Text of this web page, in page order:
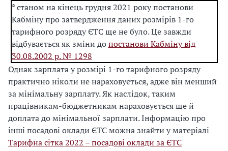
* станом на кінець грудня 2021 року постанови
Кабміну про затвердження даних розмірів 1-го
тарифного розряду ЄТС ще не було. Це завжди
відбувається як зміни допостанови Кабміну від
30.08.2002 р. № 1298
Однак зарплата у розмірі 1-го тарифного розряду
практично ніколи не нараховується, адже він менший
за мінімальну зарплату. Як наслідок, таким
працівникам-бюджетникам нараховується ще й
доплата до мінімальної зарплати. Інформацію про
інші посадові оклади ЄТС можна знайти у матеріалі
Тарифна сітка 2022 – посадові оклади за ЄТС